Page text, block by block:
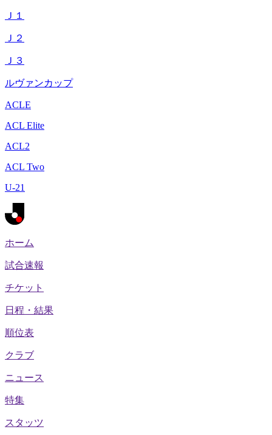
Ｊ１
Ｊ２
Ｊ３
ルヴァンカップ
ACLE
ACL Elite
ACL2
ACL Two
U-21
ホーム
試合速報
チケット
日程・結果
順位表
クラブ
ニュース
特集
スタッツ